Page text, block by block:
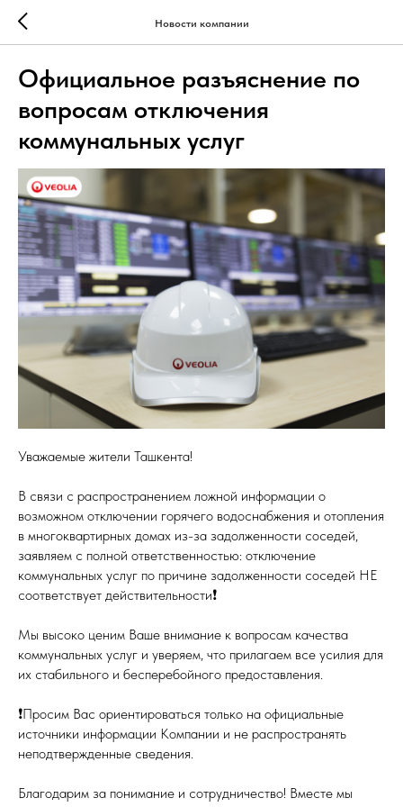
Новости компании
Официальное разъяснение по
вопросам отключения
коммунальных услуг
Уважаемые жители Ташкента!
В связи с распространением ложной информации о
возможном отключении горячего водоснабжения и отопления
в многоквартирных домах из-за задолженности соседей,
заявляем с полной ответственностью: отключение
коммунальных услуг по причине задолженности соседей НЕ
соответствует действительности❗️
Мы высоко ценим Ваше внимание к вопросам качества
коммунальных услуг и уверяем, что прилагаем все усилия для
их стабильного и бесперебойного предоставления.
❗️Просим Вас ориентироваться только на официальные
источники информации Компании и не распространять
неподтвержденные сведения.
Благодарим за понимание и сотрудничество! Вместе мы